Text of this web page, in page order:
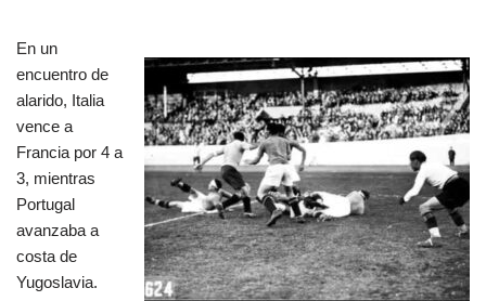
En un
encuentro de
alarido, Italia
vence a
Francia por 4 a
3, mientras
Portugal
avanzaba a
costa de
Yugoslavia.